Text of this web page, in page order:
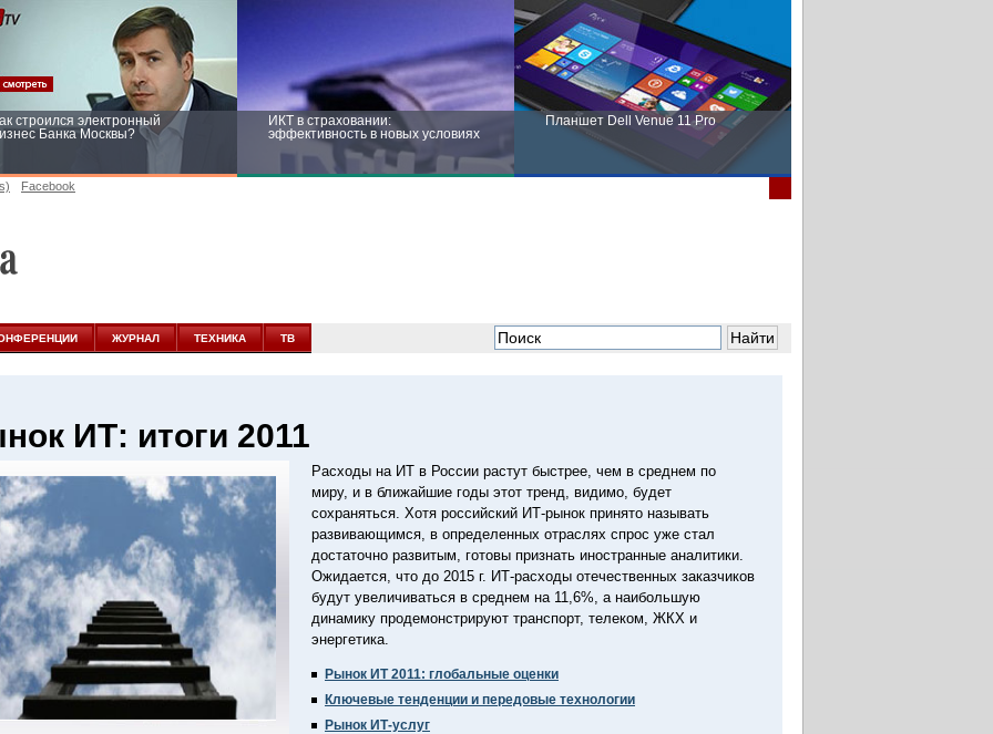
строился электронный
Банка Москвы?
ИКТ в страховании:
эффективность в новых условиях
Планшет Dell Venue 11 Pro
новых условиях
Facebook
ЖУРНАЛ ТЕХНИКА ТВ
ИТ: итоги 2011
Расходы на ИТ в России растут быстрее, чем в среднем по
миру, и в ближайшие годы этот тренд, видимо, будет
сохраняться. Хотя российский ИТ-рынок принято называть
развивающимся, в определенных отраслях спрос уже стал
достаточно развитым, готовы признать иностранные аналитики.
Ожидается, что до 2015 г. ИТ-расходы отечественных заказчиков
будут увеличиваться в среднем на 11,6%, а наибольшую
динамику продемонстрируют транспорт, телеком, ЖКХ и
энергетика.
Рынок ИТ 2011: глобальные оценки
Ключевые тенденции и передовые технологии
Рынок ИТ-услуг